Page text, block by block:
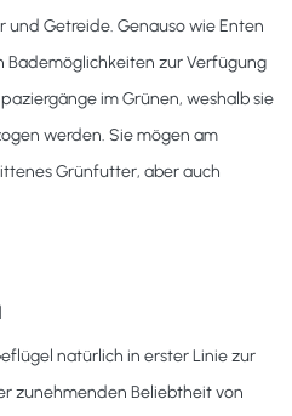
und Getreide. Genauso wie Enten
Bademöglichkeiten zur Verfügung
im Grünen, weshalb sie
werden. Sie mögen am
Grünfutter, aber auch
natürlich in erster Linie zur
zunehmenden Beliebtheit von